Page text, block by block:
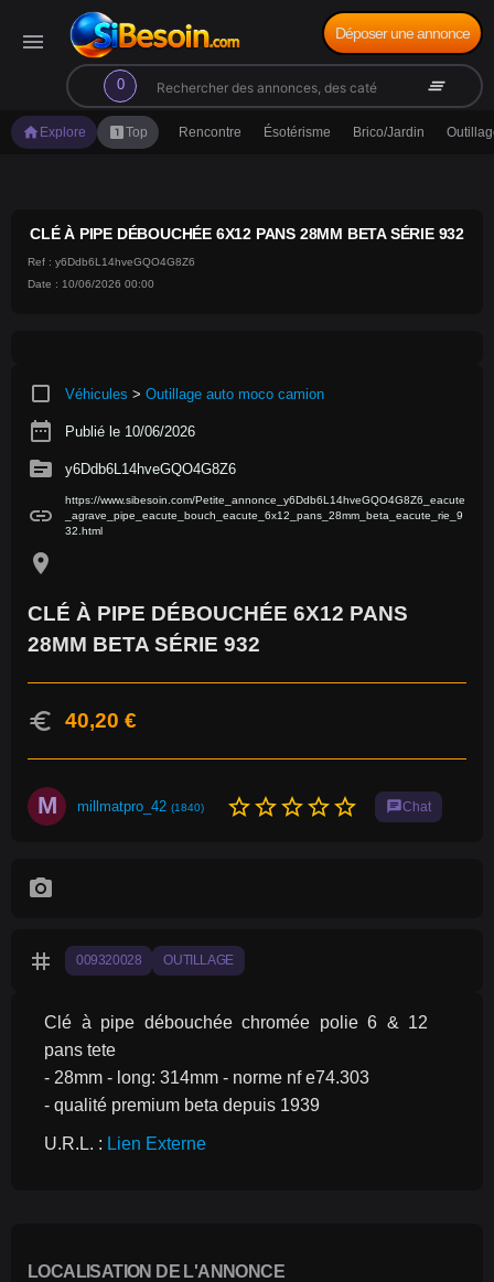
menu
0
search clear_all
Déposer une annonce
home Explore looks_oneTop Rencontre Ésotérisme Brico/Jardin
CLÉ À PIPE DÉBOUCHÉE 6X12 PANS 28MM BETA SÉRIE 932
Ref : y6Ddb6L14hveGQO4G8Z6
Date : 10/06/2026 00:00
crop_square Véhicules > Outillage auto moco camion
date_range Publié le 10/06/2026
source y6Ddb6L14hveGQO4G8Z6
link
https://www.sibesoin.com/Petite_annonce_y6Ddb6L14hveGQO4G8Z6_eacute
_agrave_pipe_eacute_bouch_eacute_6x12_pans_28mm_beta_eacute_rie_9
32.html
location_on
CLÉ À PIPE DÉBOUCHÉE 6X12 PANS
28MM BETA SÉRIE 932
euro 40,20 €
M millmatpro_42 (1840) star_borderstar_borderstar_borderstar_borderstar_border chatChat
photo_camera
tag 009320028 OUTILLAGE
Clé à pipe débouchée chromée polie 6 & 12
pans tete
- 28mm - long: 314mm - norme nf e74.303
- qualité premium beta depuis 1939
U.R.L. : Lien Externe
LOCALISATION DE L'ANNONCE